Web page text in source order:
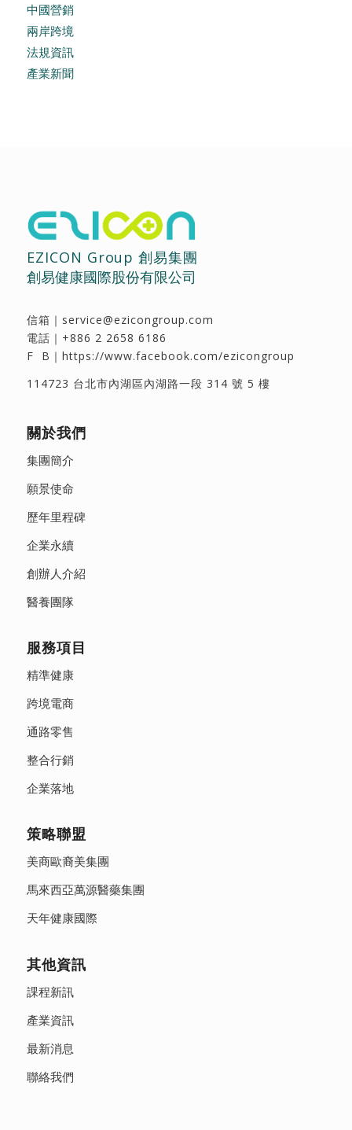
中國營銷
兩岸跨境
法規資訊
產業新聞
EZICON Group 創易集團
創易健康國際股份有限公司
信箱｜ service@ezicongroup.com
電話｜ +886 2 2658 6186
F B｜ https://www.facebook.com/ezicongroup
114723 台北市內湖區內湖路一段 314 號 5 樓
關於我們
集團簡介
願景使命
歷年里程碑
企業永續
創辦人介紹
醫養團隊
服務項目
精準健康
跨境電商
通路零售
整合行銷
企業落地
策略聯盟
美商歐裔美集團
馬來西亞萬源醫藥集團
天年健康國際
其他資訊
課程新訊
產業資訊
最新消息
聯絡我們